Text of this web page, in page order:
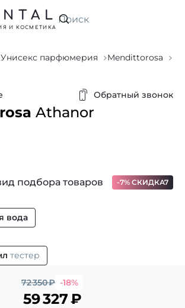
Искать
И КОСМЕТИКА
Унисекс парфюмерия
Mendittorosa
Обратный звонок
Athanor
подбора товаров -7% СКИДКА7
вода
тестер
72 350₽ -18%
59 327₽